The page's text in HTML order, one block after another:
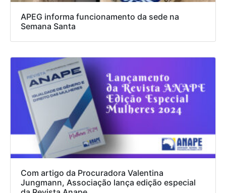
APEG informa funcionamento da sede na
Semana Santa
Com artigo da Procuradora Valentina
Jungmann, Associação lança edição especial